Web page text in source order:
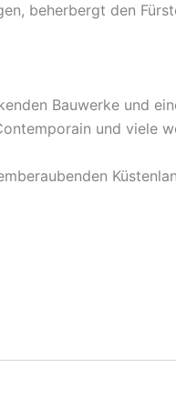
beherbergt den
Bauwerke und
und viele